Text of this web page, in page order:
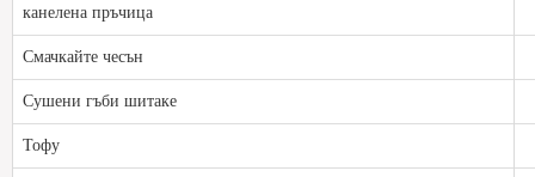
канелена пръчица
Смачкайте чесън
Сушени гъби шитаке
Тофу